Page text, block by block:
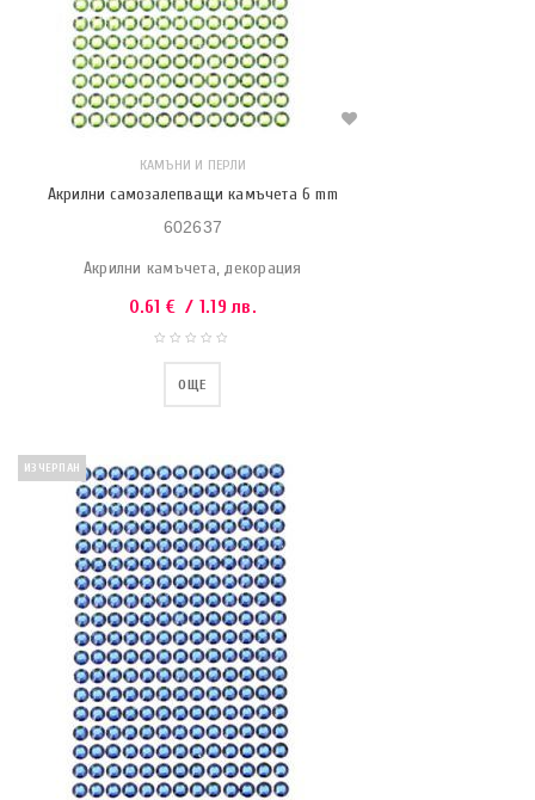
КАМЪНИ И ПЕРЛИ
Акрилни самозалепващи камъчета 6 mm
602637
Акрилни камъчета, декорация
0.61 € / 1.19 лв.
ОЩЕ
ИЗЧЕРПАН